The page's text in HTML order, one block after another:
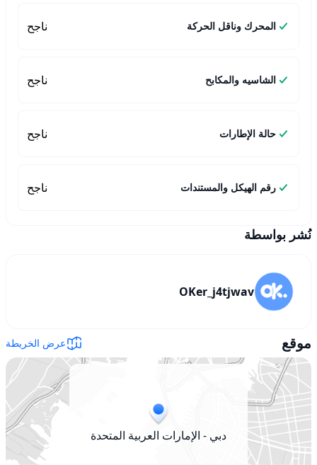
المحرك وناقل الحركة ناجح
الشاسيه والمكابح ناجح
حالة الإطارات ناجح
رقم الهيكل والمستندات ناجح
نُشر بواسطة
OKer_j4tjwav
موقع عرض الخريطة
دبي - الإمارات العربية المتحدة